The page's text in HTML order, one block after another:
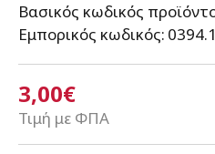
3,00€
Τιμή με ΦΠΑ
Βασικός κωδικός
Εμπορικός κωδικός: